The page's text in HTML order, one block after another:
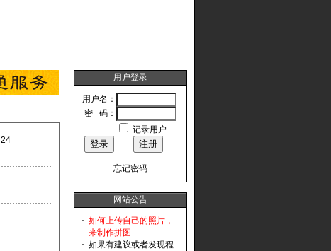
24
用户登录
用户名：
密 码：
记录用户
忘记密码
网站公告
· 如何上传自己的照片，
来制作拼图
· 如果有建议或者发现程